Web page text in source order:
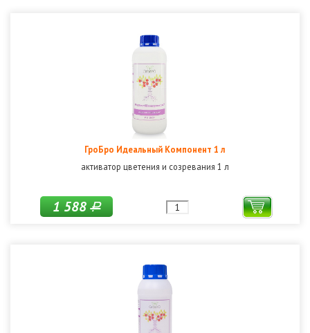
ГроБро Идеальный Компонент 1 л
активатор цветения и созревания 1 л
1 588Р